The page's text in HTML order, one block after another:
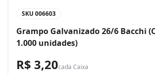
SKU 006603
Grampo Galvanizado 26/6 Bacchi
1.000 unidades)
R$ 3,20cada Caixa